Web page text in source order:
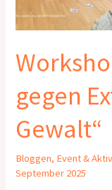
gegen
Gewalt“
Bloggen, Event &
September 2025